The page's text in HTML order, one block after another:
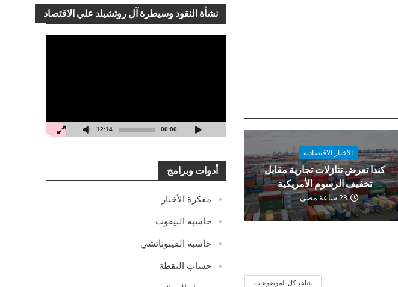
نشأة النقود وسيطرة آل روتشيلد علي الاقتصاد
00:00
12:14
أدوات وبرامج
مفكرة الأخبار
حاسبة البيفوت
حاسبة الفيبوناتشي
حساب النقطة
الاخبار الاقتصادية
كندا تعرض تنازلات تجارية مقابل
تخفيف الرسوم الأمريكية
23 ساعة مضى
شاهد كل الموضوعات